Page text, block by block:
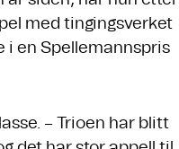
med tingingsverket
i en Spellemannspris
– Trioen har blitt